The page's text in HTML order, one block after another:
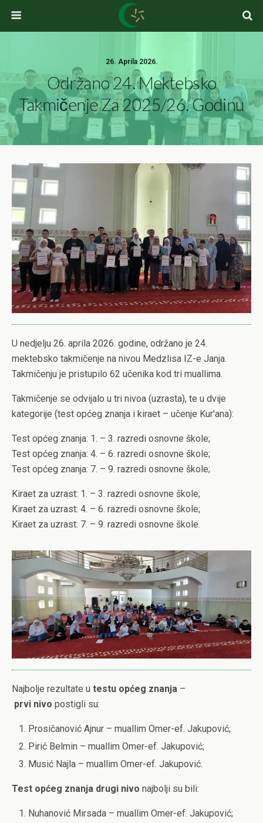
26. Aprila 2026.
Održano 24. Mektebsko
Takmičenje Za 2025/26. Godinu
U nedjelju 26. aprila 2026. godine, održano je 24.
mektebsko takmičenje na nivou Medzlisa IZ-e Janja.
Takmičenju je pristupilo 62 učenika kod tri muallima.
Takmičenje se odvijalo u tri nivoa (uzrasta), te u dvije
kategorije (test općeg znanja i kiraet – učenje Kur'ana):
Test općeg znanja: 1. – 3. razredi osnovne škole;
Test općeg znanja: 4. – 6. razredi osnovne škole;
Test općeg znanja: 7. – 9. razredi osnovne škole;
Kiraet za uzrast: 1. – 3. razredi osnovne škole;
Kiraet za uzrast: 4. – 6. razredi osnovne škole;
Kiraet za uzrast: 7. – 9. razredi osnovne škole.
Najbolje rezultate u testu općeg znanja –
prvi nivo postigli su:
Prosičanović Ajnur – muallim Omer-ef. Jakupović;
Pirić Belmin – muallim Omer-ef. Jakupović;
Musić Najla – muallim Omer-ef. Jakupović.
Test općeg znanja drugi nivo najbolji su bili:
Nuhanović Mirsada – muallim Omer-ef. Jakupović;